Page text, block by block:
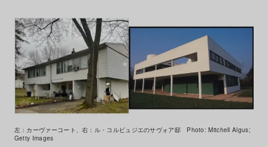
左：カーヴァーコート、右：ル・コルビュジエのサヴォア邸 Photo: Mitchell Algus;
Getty Images